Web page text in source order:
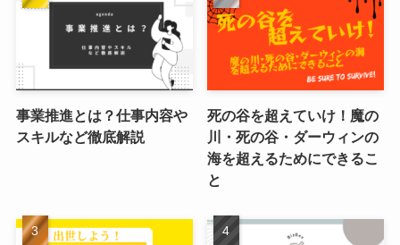
事業推進とは？仕事内容や
スキルなど徹底解説
死の谷を超えていけ！魔の
川・死の谷・ダーウィンの
海を超えるためにできるこ
と